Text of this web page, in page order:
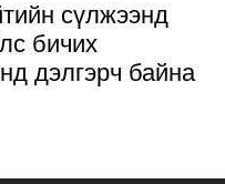
сүлжээнд
бичих
дэлгэрч байна